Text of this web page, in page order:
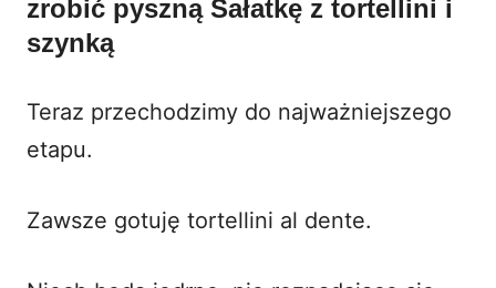
zrobić pyszną Sałatkę z tortellini i
szynką
Teraz przechodzimy do najważniejszego
etapu.
Zawsze gotuję tortellini al dente.